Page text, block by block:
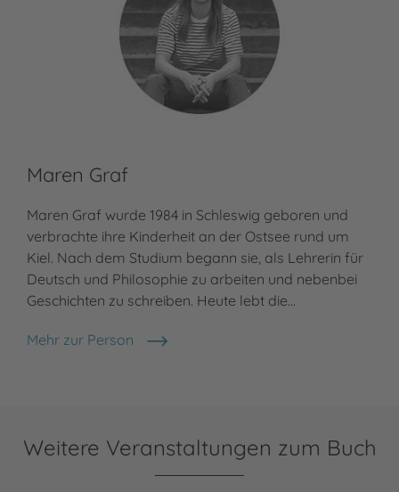
Maren Graf
Maren Graf wurde 1984 in Schleswig geboren und
verbrachte ihre Kinderheit an der Ostsee rund um
Kiel. Nach dem Studium begann sie, als Lehrerin für
Deutsch und Philosophie zu arbeiten und nebenbei
Geschichten zu schreiben. Heute lebt die…
Mehr zur Person
Weitere Veranstaltungen zum Buch